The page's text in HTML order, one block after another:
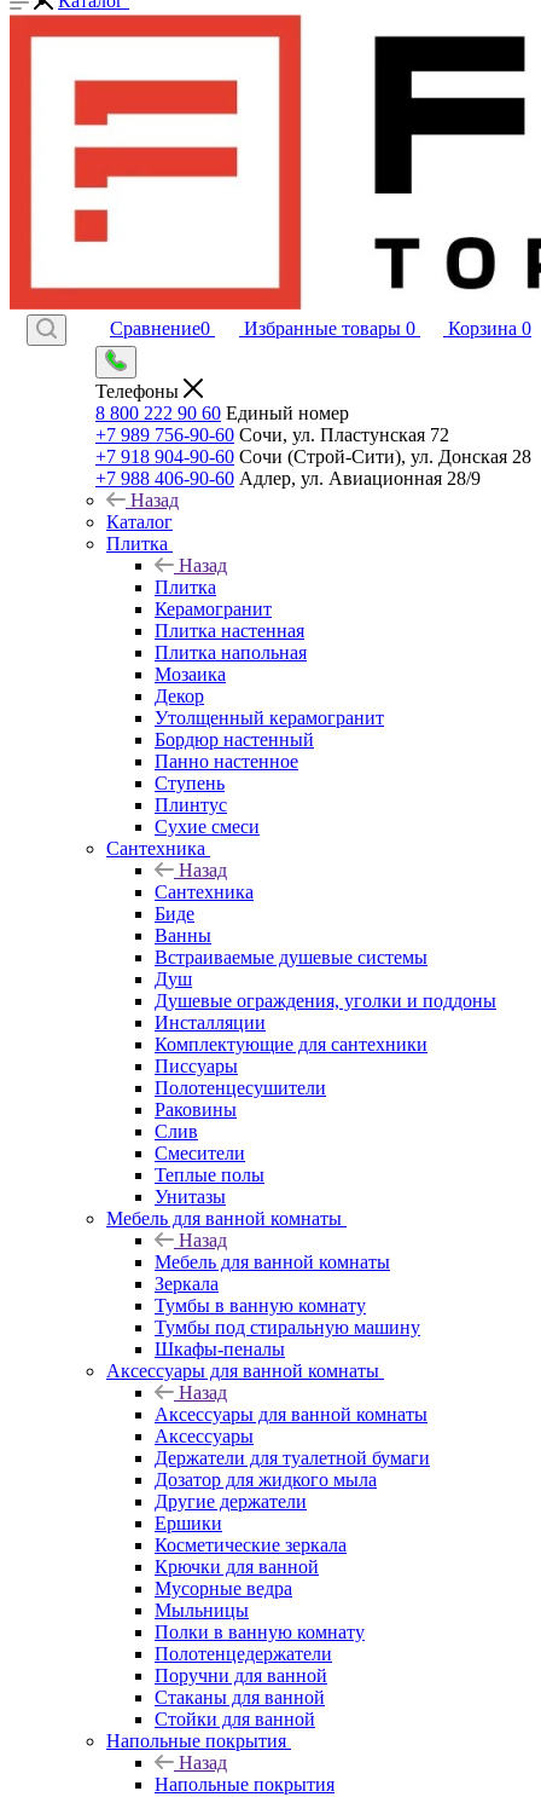
Сравнение0 Избранные товары 0 Корзина 0
Телефоны
8 800 222 90 60 Единый номер
+7 989 756-90-60 Сочи, ул. Пластунская 72
+7 918 904-90-60 Сочи (Строй-Сити), ул. Донская 28
+7 988 406-90-60 Адлер, ул. Авиационная 28/9
Назад
Каталог
Плитка
Назад
Плитка
Керамогранит
Плитка настенная
Плитка напольная
Мозаика
Декор
Утолщенный керамогранит
Бордюр настенный
Панно настенное
Ступень
Плинтус
Сухие смеси
Сантехника
Назад
Сантехника
Биде
Ванны
Встраиваемые душевые системы
Душ
Душевые ограждения, уголки и поддоны
Инсталляции
Комплектующие для сантехники
Писсуары
Полотенцесушители
Раковины
Слив
Смесители
Теплые полы
Унитазы
Мебель для ванной комнаты
Назад
Мебель для ванной комнаты
Зеркала
Тумбы в ванную комнату
Тумбы под стиральную машину
Шкафы-пеналы
Аксессуары для ванной комнаты
Назад
Аксессуары для ванной комнаты
Аксессуары
Держатели для туалетной бумаги
Дозатор для жидкого мыла
Другие держатели
Ершики
Косметические зеркала
Крючки для ванной
Мусорные ведра
Мыльницы
Полки в ванную комнату
Полотенцедержатели
Поручни для ванной
Стаканы для ванной
Стойки для ванной
Напольные покрытия
Назад
Напольные покрытия